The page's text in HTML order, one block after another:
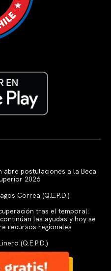
abre postulaciones a la Beca
2026
Correa (Q.E.P.D.)
tras el temporal:
las ayudas y hoy se
recursos regionales
(Q.E.P.D.)